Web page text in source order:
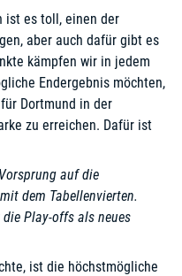
ist es toll, einen der
aber auch dafür gibt es
kämpfen wir in jedem
Endergebnis möchten,
Dortmund in der
zu erreichen. Dafür ist
auf die
dem Tabellenvierten.
Play-offs als neues
ist die höchstmögliche